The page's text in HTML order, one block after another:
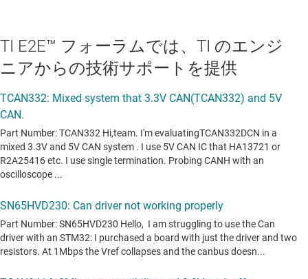
TI E2E™ フォーラムでは、TI のエンジ
ニアからの技術サポートを提供